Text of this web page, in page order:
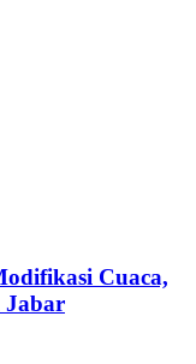
Cuaca,
Jabar